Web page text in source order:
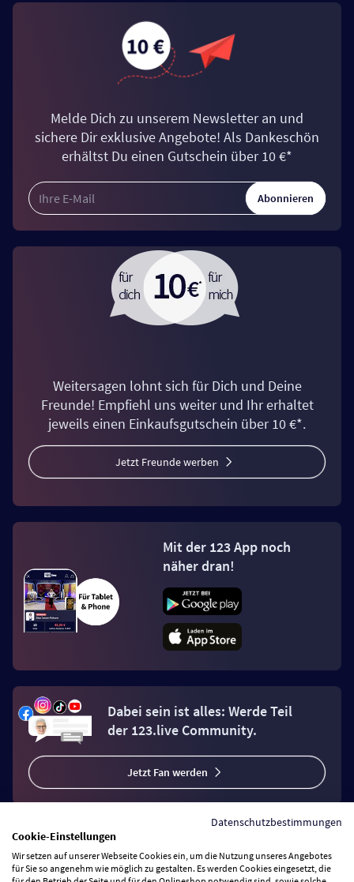
Melde Dich zu unserem Newsletter an und
sichere Dir exklusive Angebote! Als Dankeschön
erhältst Du einen Gutschein über 10 €*
Abonnieren
Weitersagen lohnt sich für Dich und Deine
Freunde! Empfiehl uns weiter und Ihr erhaltet
jeweils einen Einkaufsgutschein über 10 €*.
Jetzt Freunde werben
Mit der 123 App noch
näher dran!
Dabei sein ist alles: Werde Teil
der 123.live Community.
Jetzt Fan werden
Vertrag widerrufen
Datenschutzbestimmungen
Cookie-Einstellungen
Wir setzen auf unserer Webseite Cookies ein, um die Nutzung unseres Angebotes
für Sie so angenehm wie möglich zu gestalten. Es werden Cookies eingesetzt, die